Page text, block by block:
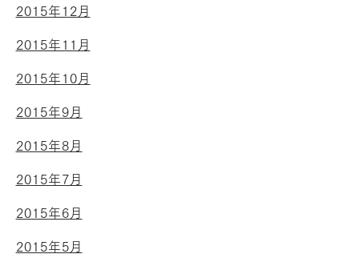
2015年12月
2015年11月
2015年10月
2015年9月
2015年8月
2015年7月
2015年6月
2015年5月